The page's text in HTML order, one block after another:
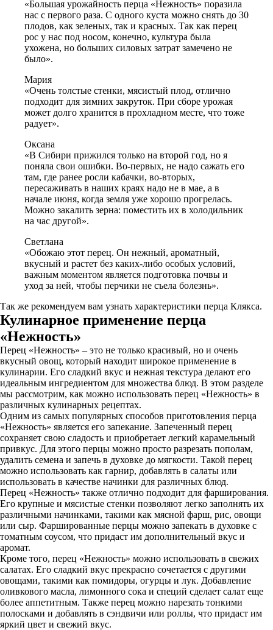
«Большая урожайность перца «Нежность» поразила
нас с первого раза. С одного куста можно снять до 30
плодов, как зеленых, так и красных. Так как перец
рос у нас под носом, конечно, культура была
ухожена, но больших силовых затрат замечено не
было».
Мария
«Очень толстые стенки, мясистый плод, отлично
подходит для зимних закруток. При сборе урожая
может долго хранится в прохладном месте, что тоже
радует».
Оксана
«В Сибири прижился только на второй год, но я
поняла свои ошибки. Во-первых, не надо сажать его
там, где ранее росли кабачки, во-вторых,
пересаживать в наших краях надо не в мае, а в
начале июня, когда земля уже хорошо прогрелась.
Можно закалить зерна: поместить их в холодильник
на час другой».
Светлана
«Обожаю этот перец. Он нежный, ароматный,
вкусный и растет без каких-либо особых условий,
важным моментом является подготовка почвы и
уход за ней, чтобы перчики не съела болезнь».
Так же рекомендуем вам узнать характеристики перца Клякса.
Кулинарное применение перца
«Нежность»
Перец «Нежность» – это не только красивый, но и очень
вкусный овощ, который находит широкое применение в
кулинарии. Его сладкий вкус и нежная текстура делают его
идеальным ингредиентом для множества блюд. В этом разделе
мы рассмотрим, как можно использовать перец «Нежность» в
различных кулинарных рецептах.
Одним из самых популярных способов приготовления перца
«Нежность» является его запекание. Запеченный перец
сохраняет свою сладость и приобретает легкий карамельный
привкус. Для этого перцы можно просто разрезать пополам,
удалить семена и запечь в духовке до мягкости. Такой перец
можно использовать как гарнир, добавлять в салаты или
использовать в качестве начинки для различных блюд.
Перец «Нежность» также отлично подходит для фарширования.
Его крупные и мясистые стенки позволяют легко заполнять их
различными начинками, такими как мясной фарш, рис, овощи
или сыр. Фаршированные перцы можно запекать в духовке с
томатным соусом, что придаст им дополнительный вкус и
аромат.
Кроме того, перец «Нежность» можно использовать в свежих
салатах. Его сладкий вкус прекрасно сочетается с другими
овощами, такими как помидоры, огурцы и лук. Добавление
оливкового масла, лимонного сока и специй сделает салат еще
более аппетитным. Также перец можно нарезать тонкими
полосками и добавлять в сэндвичи или роллы, что придаст им
яркий цвет и свежий вкус.